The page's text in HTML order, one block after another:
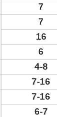
7
7
16
6
4-8
7-16
7-16
6-7